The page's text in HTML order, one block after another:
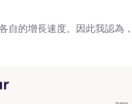
的增長速度。因此我認為，